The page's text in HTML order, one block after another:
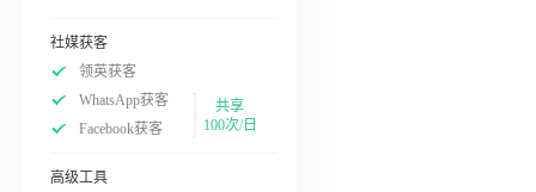
社媒获客
领英获客
WhatsApp获客
Facebook获客
共享
100次/日
高级工具